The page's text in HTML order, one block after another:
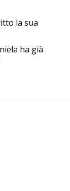
la sua
ha già